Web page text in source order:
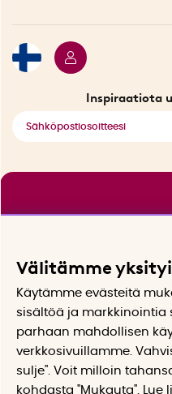
Inspiraatiota
Välitämme
Käytämme evästeitä
sisältöä ja markkinointia
parhaan mahdollisen
verkkosivuillamme.
sulje". Voit milloin
kohdasta "Mukauta". Lue